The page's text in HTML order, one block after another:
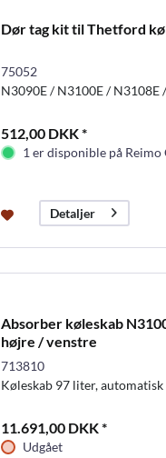
Dør tag kit til Thetford
75052
N3090E / N3100E / N3108E
512,00 DKK *
1 er disponible på
Detaljer
Absorber køleskab
højre / venstre
713810
Køleskab 97 liter, automatisk
11.691,00 DKK *
Udgået